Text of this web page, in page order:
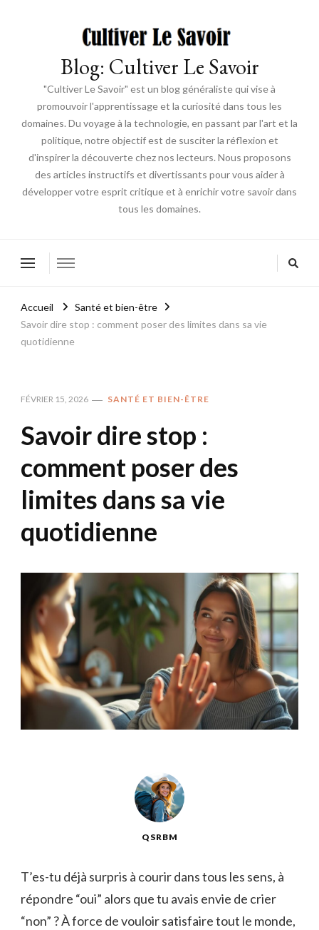
Blog: Cultiver Le Savoir
"Cultiver Le Savoir" est un blog généraliste qui vise à
promouvoir l'apprentissage et la curiosité dans tous les
domaines. Du voyage à la technologie, en passant par l'art et la
politique, notre objectif est de susciter la réflexion et
d'inspirer la découverte chez nos lecteurs. Nous proposons
des articles instructifs et divertissants pour vous aider à
développer votre esprit critique et à enrichir votre savoir dans
tous les domaines.
Accueil
Santé et bien-être
Savoir dire stop : comment poser des limites dans sa vie
quotidienne
FÉVRIER 15, 2026 SANTÉ ET BIEN-ÊTRE
Savoir dire stop :
comment poser des
limites dans sa vie
quotidienne
QSRBM
T’es-tu déjà surpris à courir dans tous les sens, à
répondre “oui” alors que tu avais envie de crier
“non” ? À force de vouloir satisfaire tout le monde,